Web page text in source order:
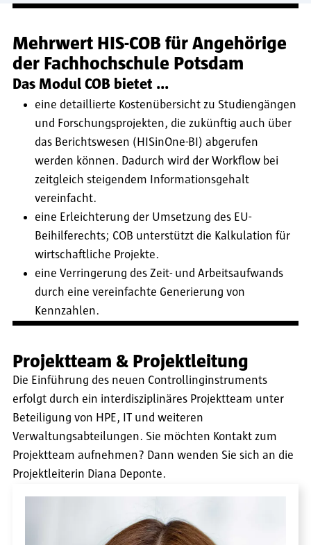
Mehrwert HIS-COB für Angehörige
der Fachhochschule Potsdam
Das Modul COB bietet ...
eine detaillierte Kostenübersicht zu Studiengängen
und Forschungsprojekten, die zukünftig auch über
das Berichtswesen (HISinOne-BI) abgerufen
werden können. Dadurch wird der Workflow bei
zeitgleich steigendem Informationsgehalt
vereinfacht.
eine Erleichterung der Umsetzung des EU-
Beihilferechts; COB unterstützt die Kalkulation für
wirtschaftliche Projekte.
eine Verringerung des Zeit- und Arbeitsaufwands
durch eine vereinfachte Generierung von
Kennzahlen.
Projektteam & Projektleitung
Die Einführung des neuen Controllinginstruments
erfolgt durch ein interdisziplinäres Projektteam unter
Beteiligung von HPE, IT und weiteren
Verwaltungsabteilungen. Sie möchten Kontakt zum
Projektteam aufnehmen? Dann wenden Sie sich an die
Projektleiterin Diana Deponte.